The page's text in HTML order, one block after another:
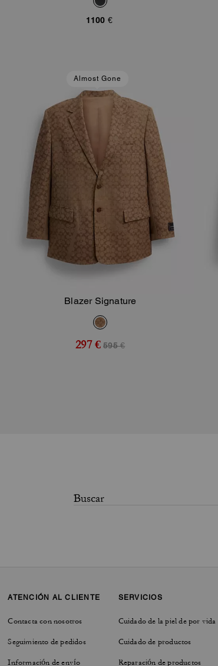
1100 €
Almost Gone
Añadir A La Cesta
Blazer Signature
297 € 595 €
ATENCIÓN AL CLIENTE
Contacta con nosotros
Seguimiento de pedidos
Información de envío
SERVICIOS
Cuidado de la piel de por vida
Cuidado de productos
Reparación de productos